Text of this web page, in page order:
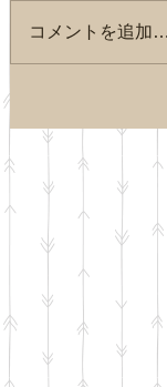
コメントを追加